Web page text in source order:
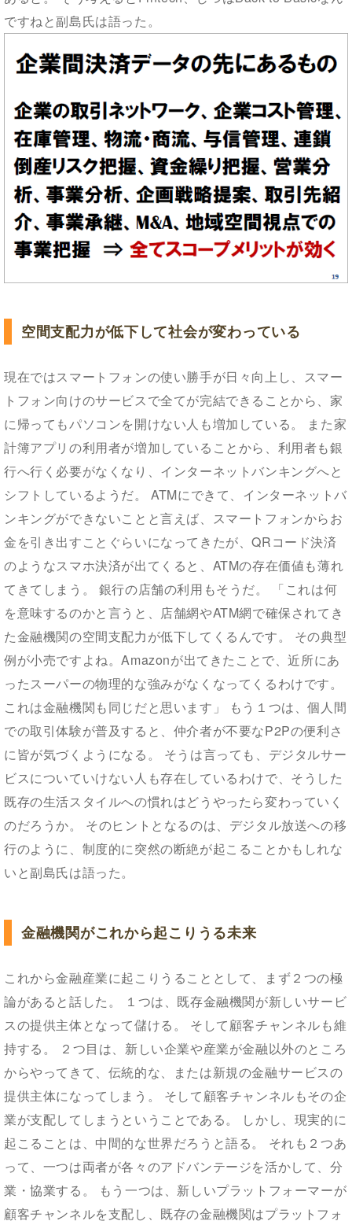
ですねと副島氏は語った。
空間支配力が低下して社会が変わっている
現在ではスマートフォンの使い勝手が日々向上し、スマー
トフォン向けのサービスで全てが完結できることから、家
に帰ってもパソコンを開けない人も増加している。 また家
計簿アプリの利用者が増加していることから、利用者も銀
行へ行く必要がなくなり、インターネットバンキングへと
シフトしているようだ。 ATMにできて、インターネットバ
ンキングができないことと言えば、スマートフォンからお
金を引き出すことぐらいになってきたが、QRコード決済
のようなスマホ決済が出てくると、ATMの存在価値も薄れ
てきてしまう。 銀行の店舗の利用もそうだ。 「これは何
を意味するのかと言うと、店舗網やATM網で確保されてき
た金融機関の空間支配力が低下してくるんです。 その典型
例が小売ですよね。Amazonが出てきたことで、近所にあ
ったスーパーの物理的な強みがなくなってくるわけです。
これは金融機関も同じだと思います」 もう１つは、個人間
での取引体験が普及すると、仲介者が不要なP2Pの便利さ
に皆が気づくようになる。 そうは言っても、デジタルサー
ビスについていけない人も存在しているわけで、そうした
既存の生活スタイルへの慣れはどうやったら変わっていく
のだろうか。 そのヒントとなるのは、デジタル放送への移
行のように、制度的に突然の断絶が起こることかもしれな
いと副島氏は語った。
金融機関がこれから起こりうる未来
これから金融産業に起こりうることとして、まず２つの極
論があると話した。 １つは、既存金融機関が新しいサービ
スの提供主体となって儲ける。 そして顧客チャンネルも維
持する。 ２つ目は、新しい企業や産業が金融以外のところ
からやってきて、伝統的な、または新規の金融サービスの
提供主体になってしまう。 そして顧客チャンネルもその企
業が支配してしまうということである。 しかし、現実的に
起こることは、中間的な世界だろうと語る。 それも２つあ
って、一つは両者が各々のアドバンテージを活かして、分
業・協業する。 もう一つは、新しいプラットフォーマーが
顧客チャンネルを支配し、既存の金融機関はプラットフォ